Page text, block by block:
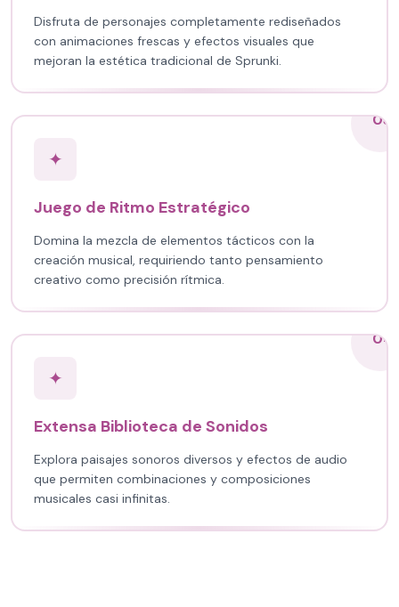
Disfruta de personajes completamente rediseñados
con animaciones frescas y efectos visuales que
mejoran la estética tradicional de Sprunki.
03
✦
Juego de Ritmo Estratégico
Domina la mezcla de elementos tácticos con la
creación musical, requiriendo tanto pensamiento
creativo como precisión rítmica.
04
✦
Extensa Biblioteca de Sonidos
Explora paisajes sonoros diversos y efectos de audio
que permiten combinaciones y composiciones
musicales casi infinitas.